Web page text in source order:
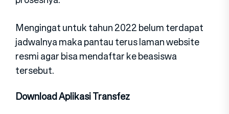
Mengingat untuk tahun 2022 belum terdapat
jadwalnya maka pantau terus laman website
resmi agar bisa mendaftar ke beasiswa
tersebut.
Download Aplikasi Transfez